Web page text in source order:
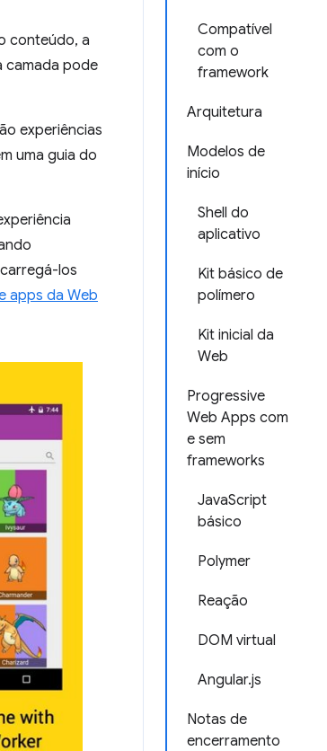
Compatível
com o
framework
Arquitetura
Modelos de
início
Shell do
aplicativo
Kit básico de
polímero
Kit inicial da
Web
Progressive
Web Apps com
e sem
frameworks
JavaScript
básico
Polymer
Reação
DOM virtual
Angular.js
Notas de
encerramento
conteúdo, a
camada pode
experiências
uma guia do
los
apps da Web